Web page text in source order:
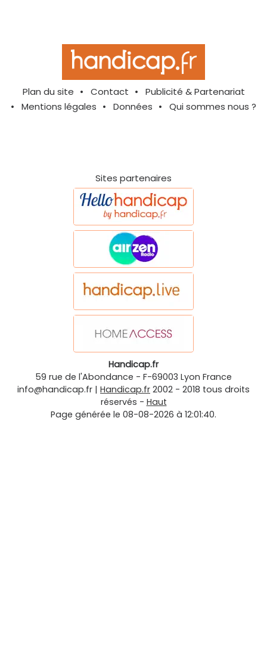
Plan du site Contact
Publicité & Partenariat
Mentions légales
Données Qui sommes nous ?
Sites partenaires
Handicap.fr
59 rue de l'Abondance - F-69003 Lyon France
info@handicap.fr | Handicap.fr 2002 - 2018 tous droits
réservés - Haut
Page générée le 08-08-2026 à 12:01:40.